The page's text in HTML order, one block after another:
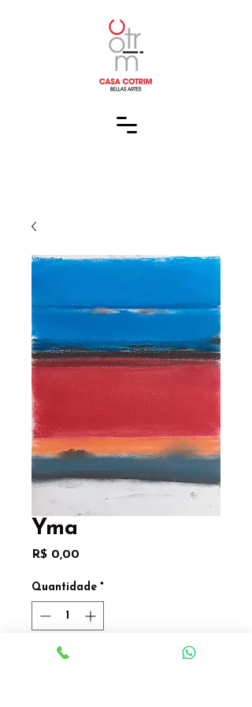
Yma
R$ 0,00
Quantidade *
Adicionar a Lista